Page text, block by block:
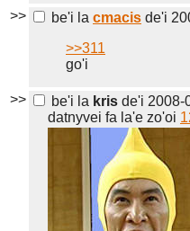
>> be'i la cmacis de'i
>>311
go'i
>> be'i la kris de'i 2008-
datnyvei fa la'e zo'oi